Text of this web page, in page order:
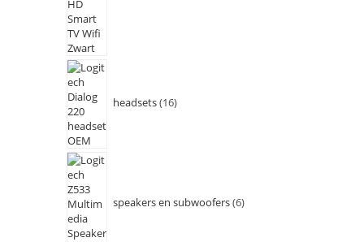
headsets 16
speakers en subwoofers 6